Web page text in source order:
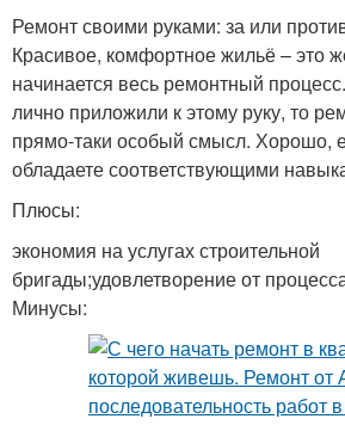
Ремонт своими руками: за или
Красивое, комфортное жильё – это
начинается весь ремонтный
лично приложили к этому руку, то
прямо-таки особый смысл. Хорошо,
обладаете соответствующими
Плюсы:
экономия на услугах строительной
бригады;удовлетворение от
Минусы: